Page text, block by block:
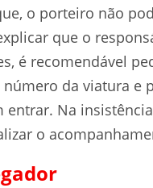
o porteiro não
que o
é recomendável
da viatura e
Na
o